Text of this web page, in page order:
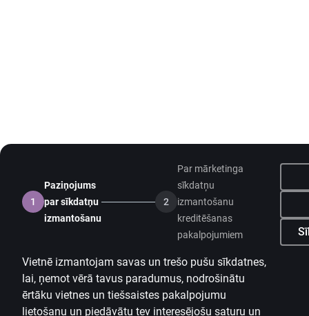
1
Paziņojums
par sīkdatņu
izmantošanu
2
Par mārketinga
sīkdatņu
izmantošanu
kreditēšanas
pakalpojumiem
Vietnē izmantojam savas un trešo pušu sīkdatnes,
lai, ņemot vērā tavus paradumus, nodrošinātu
ērtāku vietnes un tiešsaistes pakalpojumu
lietošanu un piedāvātu tev interesējošu saturu un